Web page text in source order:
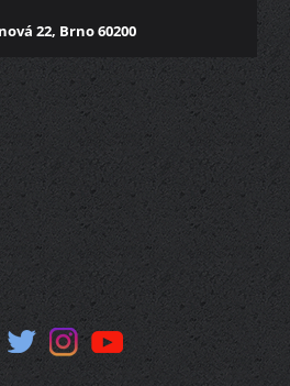
22, Brno 60200